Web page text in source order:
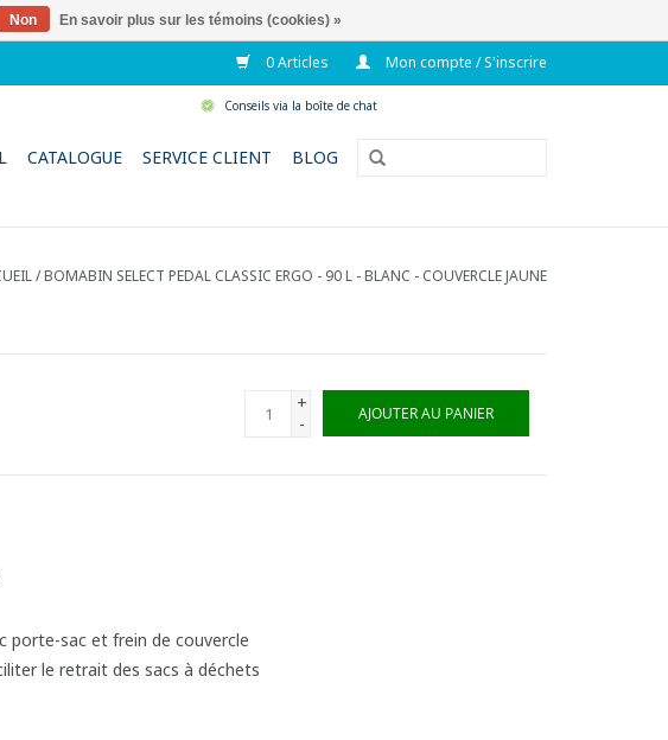
0 Articles Mon compte / S'inscrire
Conseils via la boîte de chat
CATALOGUE SERVICE CLIENT BLOG
/BOMABIN SELECT PEDAL CLASSIC ERGO - 90 L - BLANC - COUVERCLE JAUNE
+
-
AJOUTER AU PANIER
porte-sac et frein de couvercle
le retrait des sacs à déchets
Non En savoir plus sur les témoins (cookies) »